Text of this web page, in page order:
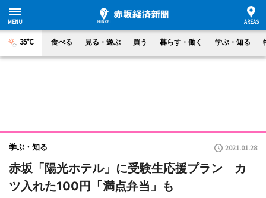
35°C 食べる 見る・遊ぶ 買う 暮らす・働く 学ぶ・知る
学ぶ・知る 2021.01.28
赤坂「陽光ホテル」に受験生応援プラン カ
ツ入れた100円「満点弁当」も